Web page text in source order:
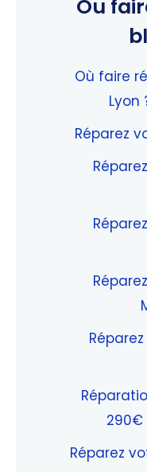
Ou
Où faire
Lyon
Réparez
290€
Réparez